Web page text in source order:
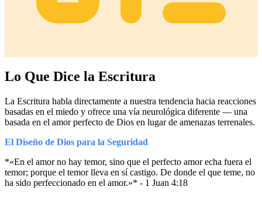
Lo Que Dice la Escritura
La Escritura habla directamente a nuestra tendencia hacia reacciones
basadas en el miedo y ofrece una vía neurológica diferente — una
basada en el amor perfecto de Dios en lugar de amenazas terrenales.
El Diseño de Dios para la Seguridad
*«En el amor no hay temor, sino que el perfecto amor echa fuera el
temor; porque el temor lleva en sí castigo. De donde el que teme, no
ha sido perfeccionado en el amor.»* - 1 Juan 4:18